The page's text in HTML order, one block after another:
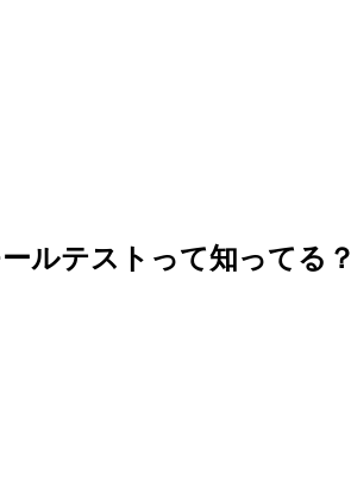
ルテストって知ってる？